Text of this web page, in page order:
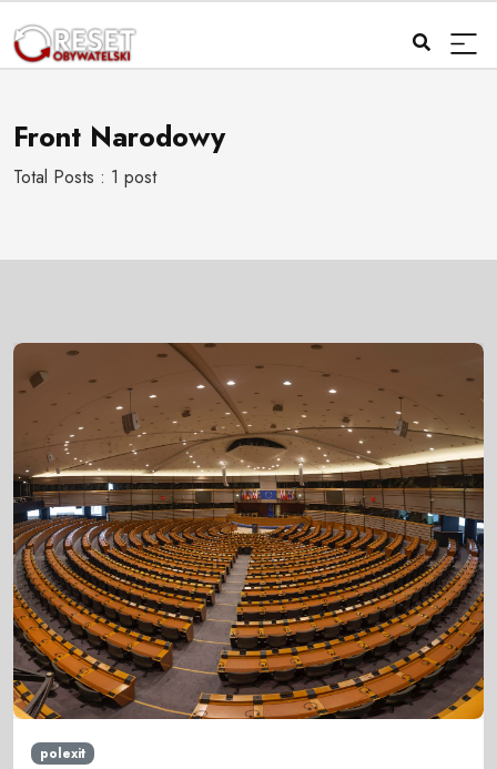
Front Narodowy
Total Posts : 1 post
polexit